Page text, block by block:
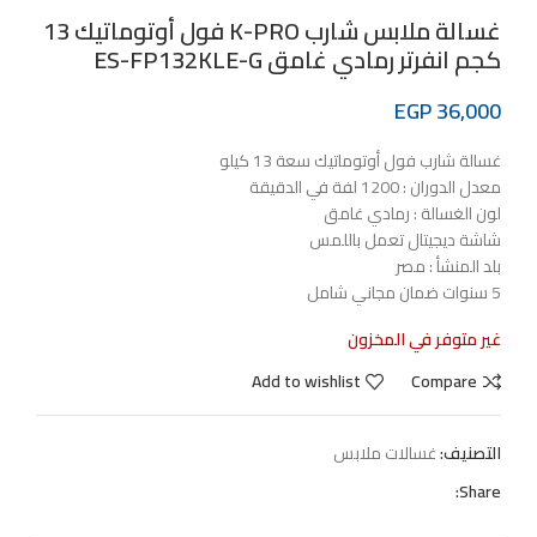
غسالة ملابس شارب K-PRO فول أوتوماتيك 13
كجم انفرتر رمادي غامق ES-FP132KLE-G
EGP36,000
غسالة شارب فول أوتوماتيك سعة 13 كيلو
معدل الدوران : 1200 لفة في الدقيقة
لون الغسالة : رمادي غامق
شاشة ديجيتال تعمل باللمس
بلد المنشأ : مصر
5 سنوات ضمان مجاني شامل
غير متوفر في المخزون
Compare
Add to wishlist
التصنيف:غسالات ملابس
Share: